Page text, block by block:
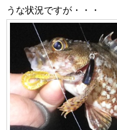
うな状況ですが・・・